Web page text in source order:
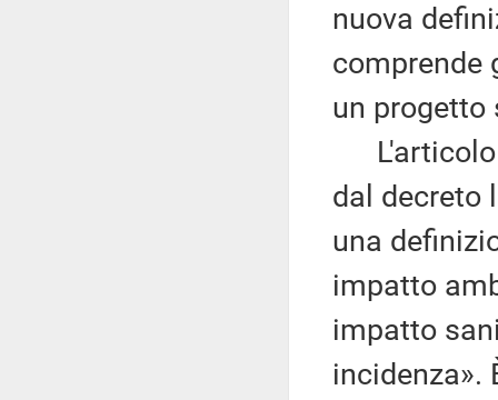
nuova
comprende
un
L'articolo
dal decreto
una
impatto
impatto
incidenza».